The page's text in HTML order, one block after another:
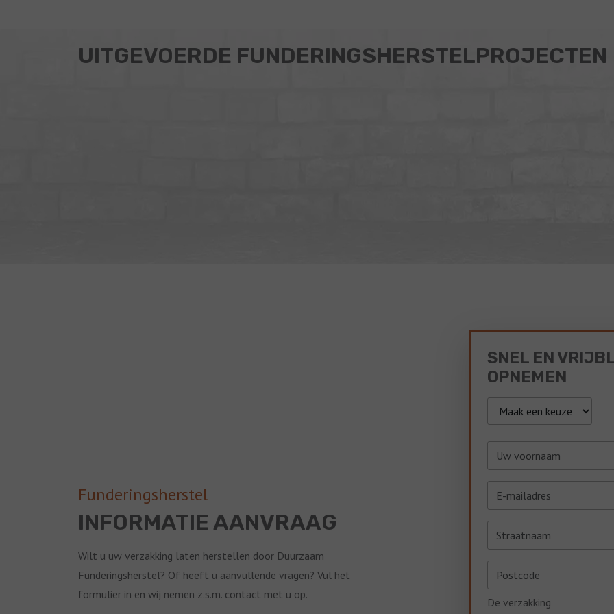
UITGEVOERDE FUNDERINGSHERSTELPROJECTEN
Funderingsherstel
INFORMATIE AANVRAAG
Wilt u uw verzakking laten herstellen door Duurzaam
Funderingsherstel? Of heeft u aanvullende vragen? Vul het
formulier in en wij nemen z.s.m. contact met u op.
SNEL EN
OPNEMEN
De verzakking